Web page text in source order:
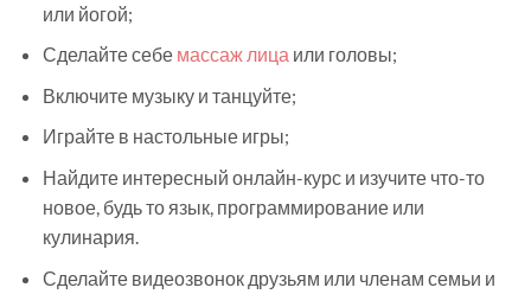
или йогой;
Сделайте себе массаж лица или головы;
Включите музыку и танцуйте;
Играйте в настольные игры;
Найдите интересный онлайн-курс и изучите что-то
новое, будь то язык, программирование или
кулинария.
Сделайте видеозвонок друзьям или членам семьи и